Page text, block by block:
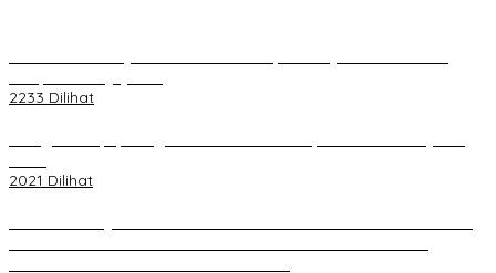
2233 Dilihat
2021 Dilihat